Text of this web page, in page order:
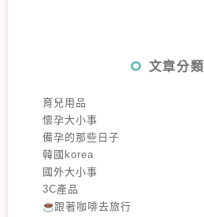
文章分類
育兒用品
懷孕大小事
備孕的那些日子
韓國korea
國外大小事
3C產品
跟著咖啡去旅行